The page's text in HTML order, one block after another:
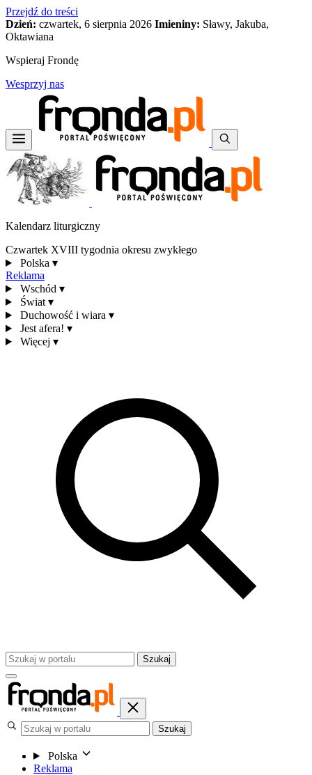
Przejdź do treści
Dzień: czwartek, 6 sierpnia 2026 Imieniny: Sławy, Jakuba,
Oktawiana
Wspieraj Frondę
Wesprzyj nas
Kalendarz liturgiczny
Czwartek XVIII tygodnia okresu zwykłego
Polska ▾
Reklama
Wschód ▾
Świat ▾
Duchowość i wiara ▾
Jest afera! ▾
Więcej ▾
Szukaj
Szukaj
Polska
Reklama